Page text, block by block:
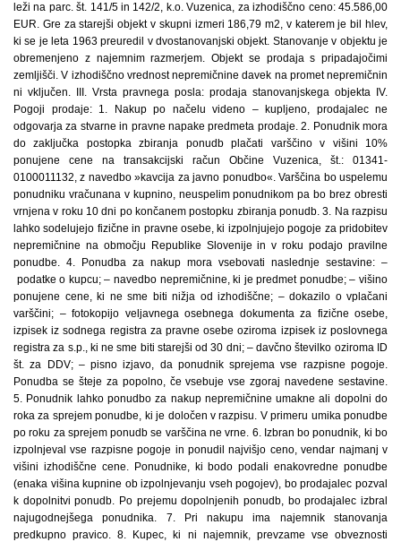
leži na parc. št. 141/5 in 142/2, k.o. Vuzenica, za izhodiščno ceno: 45.586,00
EUR. Gre za starejši objekt v skupni izmeri 186,79 m2, v katerem je bil hlev,
ki se je leta 1963 preuredil v dvostanovanjski objekt. Stanovanje v objektu je
obremenjeno z najemnim razmerjem. Objekt se prodaja s pripadajočimi
zemljišči. V izhodiščno vrednost nepremičnine davek na promet nepremičnin
ni vključen. III. Vrsta pravnega posla: prodaja stanovanjskega objekta IV.
Pogoji prodaje: 1. Nakup po načelu videno – kupljeno, prodajalec ne
odgovarja za stvarne in pravne napake predmeta prodaje. 2. Ponudnik mora
do zaključka postopka zbiranja ponudb plačati varščino v višini 10%
ponujene cene na transakcijski račun Občine Vuzenica, št.: 01341-
0100011132, z navedbo »kavcija za javno ponudbo«. Varščina bo uspelemu
ponudniku vračunana v kupnino, neuspelim ponudnikom pa bo brez obresti
vrnjena v roku 10 dni po končanem postopku zbiranja ponudb. 3. Na razpisu
lahko sodelujejo fizične in pravne osebe, ki izpolnjujejo pogoje za pridobitev
nepremičnine na območju Republike Slovenije in v roku podajo pravilne
ponudbe. 4. Ponudba za nakup mora vsebovati naslednje sestavine: –
podatke o kupcu; – navedbo nepremičnine, ki je predmet ponudbe; – višino
ponujene cene, ki ne sme biti nižja od izhodiščne; – dokazilo o vplačani
varščini; – fotokopijo veljavnega osebnega dokumenta za fizične osebe,
izpisek iz sodnega registra za pravne osebe oziroma izpisek iz poslovnega
registra za s.p., ki ne sme biti starejši od 30 dni; – davčno številko oziroma ID
št. za DDV; – pisno izjavo, da ponudnik sprejema vse razpisne pogoje.
Ponudba se šteje za popolno, če vsebuje vse zgoraj navedene sestavine.
5. Ponudnik lahko ponudbo za nakup nepremičnine umakne ali dopolni do
roka za sprejem ponudbe, ki je določen v razpisu. V primeru umika ponudbe
po roku za sprejem ponudb se varščina ne vrne. 6. Izbran bo ponudnik, ki bo
izpolnjeval vse razpisne pogoje in ponudil najvišjo ceno, vendar najmanj v
višini izhodiščne cene. Ponudnike, ki bodo podali enakovredne ponudbe
(enaka višina kupnine ob izpolnjevanju vseh pogojev), bo prodajalec pozval
k dopolnitvi ponudb. Po prejemu dopolnjenih ponudb, bo prodajalec izbral
najugodnejšega ponudnika. 7. Pri nakupu ima najemnik stanovanja
predkupno pravico. 8. Kupec, ki ni najemnik, prevzame vse obveznosti